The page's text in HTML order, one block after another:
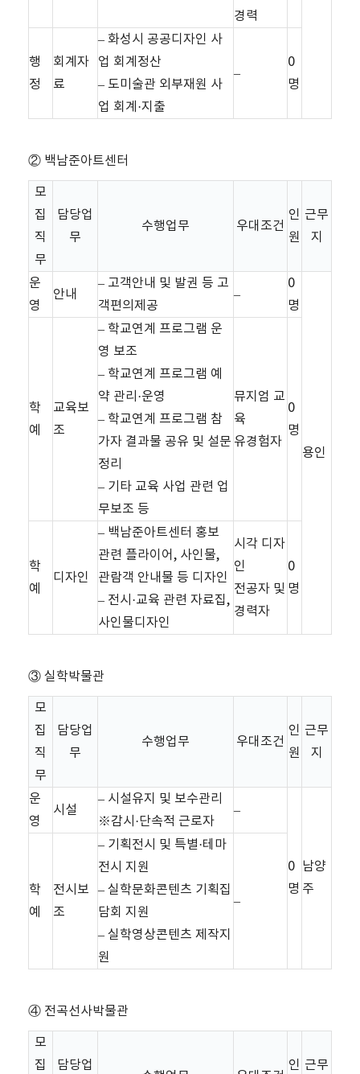
경력
행
정
회계자
료
– 화성시 공공디자인 사
업 회계정산
– 도미술관 외부재원 사
업 회계·지출
–
0
명
② 백남준아트센터
모
집
직
무
담당업
무
수행업무 우대조건
인
원
근무
지
운
영
안내
– 고객안내 및 발권 등 고
객편의제공
–
0
명
용인
학
예
교육보
조
– 학교연계 프로그램 운
영 보조
– 학교연계 프로그램 예
약 관리·운영
– 학교연계 프로그램 참
가자 결과물 공유 및 설문
정리
– 기타 교육 사업 관련 업
무보조 등
뮤지엄 교
육
유경험자
0
명
학
예
디자인
– 백남준아트센터 홍보
관련 플라이어, 사인물,
관람객 안내물 등 디자인
– 전시·교육 관련 자료집,
사인물디자인
시각 디자
인
전공자 및
경력자
0
명
③ 실학박물관
모
집
직
무
담당업
무
수행업무 우대조건
인
원
근무
지
운
영
시설
– 시설유지 및 보수관리
※감시·단속적 근로자
–
0
명
남양
주
학
예
전시보
조
– 기획전시 및 특별·테마
전시 지원
– 실학문화콘텐츠 기획집
담회 지원
– 실학영상콘텐츠 제작지
원
–
④ 전곡선사박물관
모
집
담당업
인 근무